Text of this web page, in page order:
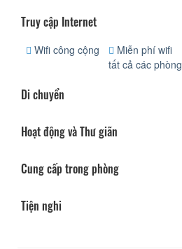
Truy cập Internet
Wifi công cộng
Miễn phí wifi
tất cả các phòng
Di chuyển
Hoạt động và Thư giãn
Cung cấp trong phòng
Tiện nghi